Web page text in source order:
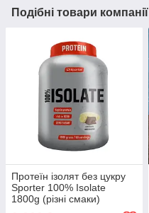
Подібні товари компанії
Протеїн ізолят без цукру
Sporter 100% Isolate
1800g (різні смаки)